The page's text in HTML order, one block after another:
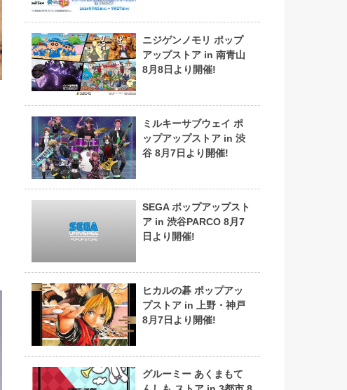
ニジゲンノモリ ポップ
アップストア in 南青山
8月8日より開催!
ミルキーサブウェイ ポ
ップアップストア in 渋
谷 8月7日より開催!
SEGA ポップアップスト
ア in 渋谷PARCO 8月7
日より開催!
ヒカルの碁 ポップアッ
プストア in 上野・神戸
8月7日より開催!
グルーミー あくまもて